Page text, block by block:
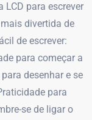
LCD para escrever
divertida de
de escrever:
para começar a
desenhar e se
para
se de ligar o